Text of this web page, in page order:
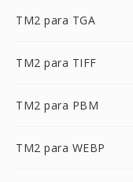
TM2 para TGA
TM2 para TIFF
TM2 para PBM
TM2 para WEBP